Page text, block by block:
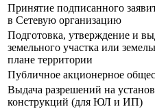
Принятие подписанного
в Сетевую организацию
Подготовка, утверждение и
земельного участка или
плане территории
Публичное акционерное
Выдача разрешений на
конструкций (для ЮЛ и ИП)